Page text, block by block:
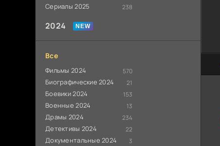
Сериалы 2025 238
2024
Все
Фильмы 2024 570
Биографические 2024 21
Боевики 2024 153
Военные 2024 13
Драмы 2024 234
Детективы 2024 22
Документальные 2024 3